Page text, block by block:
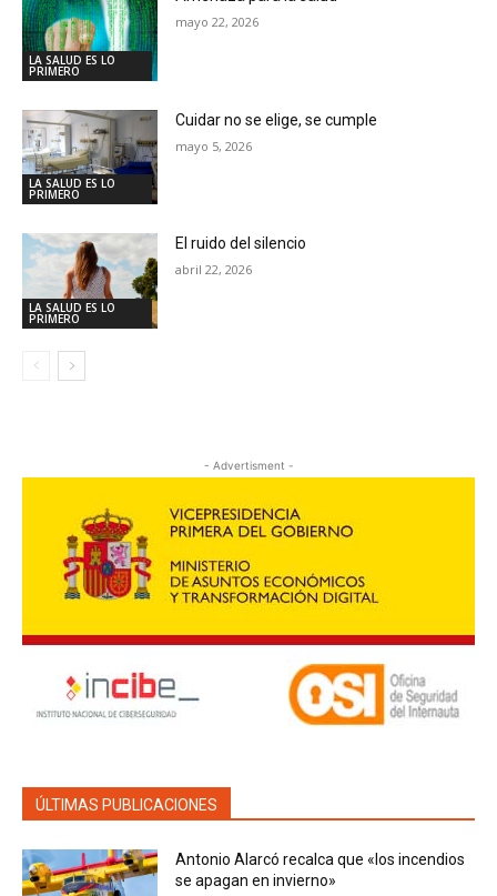
LA SALUD ES LO
PRIMERO
mayo 22, 2026
LA SALUD ES LO
PRIMERO
Cuidar no se elige, se cumple
mayo 5, 2026
LA SALUD ES LO
PRIMERO
El ruido del silencio
abril 22, 2026
- Advertisment -
ÚLTIMAS PUBLICACIONES
Antonio Alarcó recalca que «los incendios
se apagan en invierno»